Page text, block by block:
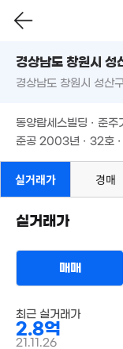
필터 매물
경상남도 창원시 성
준공 2003년 · 32호 ·
경상남도 창원시 성
경상남도 창원시 성산
동양람세스빌딩 · 준주
준공 2003년 · 32호
실거래가 경매
실거래가
매매
최근 실거래가
2.8억
21.11.26